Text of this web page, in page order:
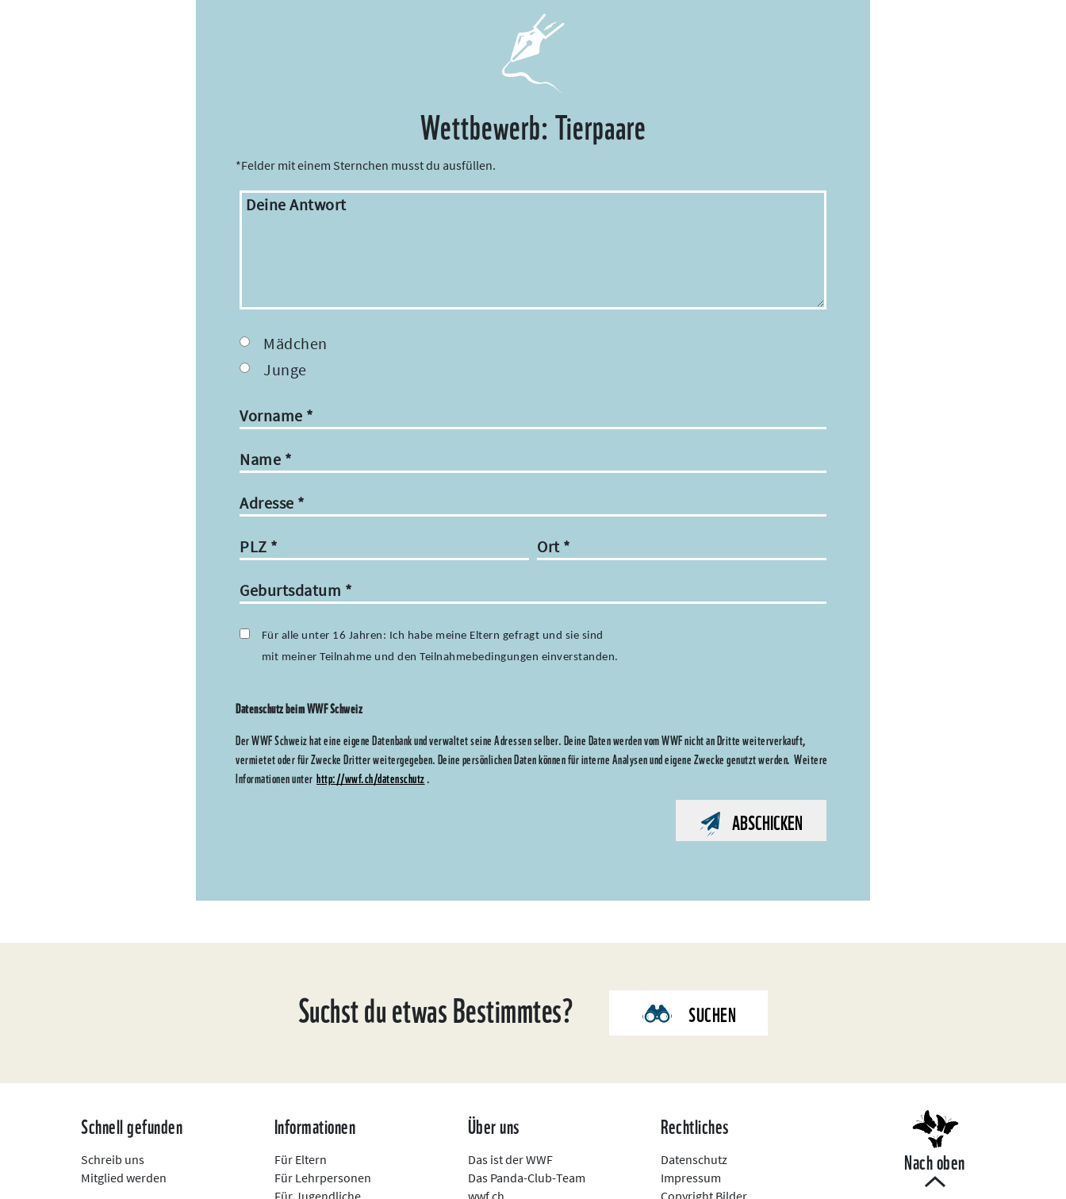
Wettbewerb: Tierpaare
*Felder mit einem Sternchen musst du ausfüllen.
Deine Antwort
Mädchen
Junge
Vorname *
Name *
Adresse *
PLZ * Ort *
Geburtsdatum *
Für alle unter 16 Jahren: Ich habe meine Eltern gefragt und sie sind
mit meiner Teilnahme und den Teilnahmebedingungen einverstanden.
Datenschutz beim WWF Schweiz
Der WWF Schweiz hat eine eigene Datenbank und verwaltet seine Adressen selber. Deine Daten werden vom WWF nicht an Dritte weiterverkauft,
vermietet oder für Zwecke Dritter weitergegeben. Deine persönlichen Daten können für interne Analysen und eigene Zwecke genutzt werden. Weitere
Informationen unter http://wwf.ch/datenschutz.
ABSCHICKEN
Suchst du etwas Bestimmtes? SUCHEN
Schnell gefunden
Schreib uns
Mitglied werden
Informationen
Für Eltern
Für Lehrpersonen
Für Jugendliche
Über uns
Das ist der WWF
Das Panda-Club-Team
wwf.ch
Rechtliches
Datenschutz
Impressum
Copyright Bilder
Nach oben